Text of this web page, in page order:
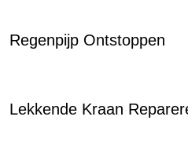
Regenpijp Ontstoppen
Lekkende Kraan